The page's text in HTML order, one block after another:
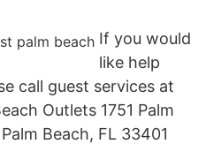
If you would
like help
call guest services at
Outlets 1751 Palm
Beach, FL 33401